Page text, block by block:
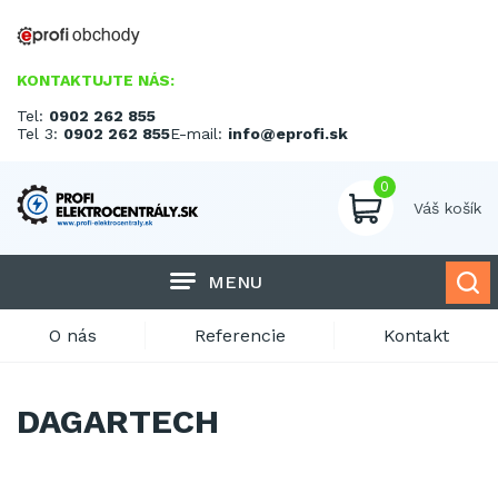
KONTAKTUJTE NÁS:
Tel: 0902 262 855
Tel 3: 0902 262 855E-mail: info@eprofi.sk
0
Váš košík
MENU
O nás Referencie Kontakt
DAGARTECH